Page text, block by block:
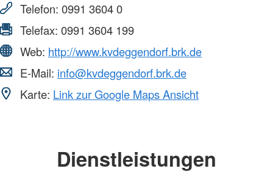
Telefon: 0991 3604 0
Telefax: 0991 3604 199
Web: http://www.kvdeggendorf.brk.de
E-Mail: info@kvdeggendorf.brk.de
Karte: Link zur Google Maps Ansicht
Dienstleistungen